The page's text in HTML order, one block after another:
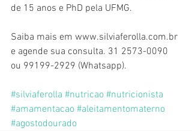
de 15 anos e PhD pela UFMG.
Saiba mais em www.silviaferolla.com.br
e agende sua consulta. 31 2573-0090
ou 99199-2929 (Whatsapp).
#silviaferolla #nutricao #nutricionista
#amamentacao #aleitamentomaterno
#agostodourado